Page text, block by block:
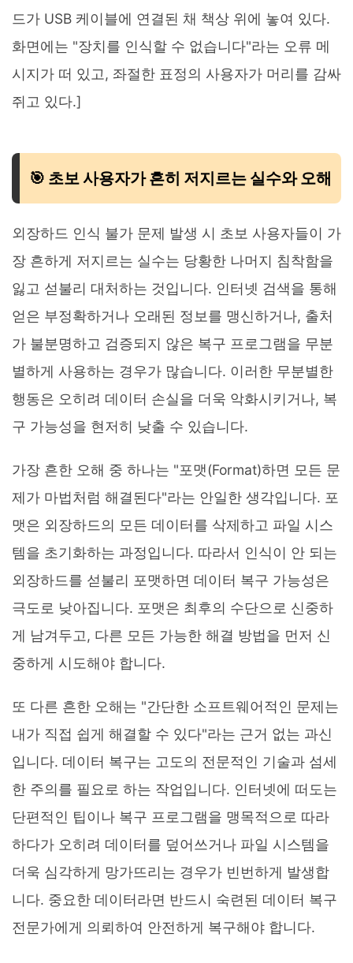
드가 USB 케이블에 연결된 채 책상 위에 놓여 있다.
화면에는 "장치를 인식할 수 없습니다"라는 오류 메
시지가 떠 있고, 좌절한 표정의 사용자가 머리를 감싸
쥐고 있다.]
🎯 초보 사용자가 흔히 저지르는 실수와 오해
외장하드 인식 불가 문제 발생 시 초보 사용자들이 가
장 흔하게 저지르는 실수는 당황한 나머지 침착함을
잃고 섣불리 대처하는 것입니다. 인터넷 검색을 통해
얻은 부정확하거나 오래된 정보를 맹신하거나, 출처
가 불분명하고 검증되지 않은 복구 프로그램을 무분
별하게 사용하는 경우가 많습니다. 이러한 무분별한
행동은 오히려 데이터 손실을 더욱 악화시키거나, 복
구 가능성을 현저히 낮출 수 있습니다.
가장 흔한 오해 중 하나는 "포맷(Format)하면 모든 문
제가 마법처럼 해결된다"라는 안일한 생각입니다. 포
맷은 외장하드의 모든 데이터를 삭제하고 파일 시스
템을 초기화하는 과정입니다. 따라서 인식이 안 되는
외장하드를 섣불리 포맷하면 데이터 복구 가능성은
극도로 낮아집니다. 포맷은 최후의 수단으로 신중하
게 남겨두고, 다른 모든 가능한 해결 방법을 먼저 신
중하게 시도해야 합니다.
또 다른 흔한 오해는 "간단한 소프트웨어적인 문제는
내가 직접 쉽게 해결할 수 있다"라는 근거 없는 과신
입니다. 데이터 복구는 고도의 전문적인 기술과 섬세
한 주의를 필요로 하는 작업입니다. 인터넷에 떠도는
단편적인 팁이나 복구 프로그램을 맹목적으로 따라
하다가 오히려 데이터를 덮어쓰거나 파일 시스템을
더욱 심각하게 망가뜨리는 경우가 빈번하게 발생합
니다. 중요한 데이터라면 반드시 숙련된 데이터 복구
전문가에게 의뢰하여 안전하게 복구해야 합니다.